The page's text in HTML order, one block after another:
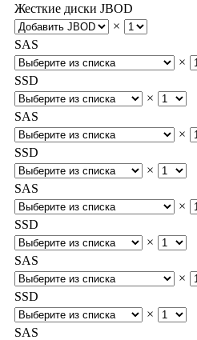
Жесткие диски JBOD
×
SAS
×
SSD
×
SAS
×
SSD
×
SAS
×
SSD
×
SAS
×
SSD
×
SAS